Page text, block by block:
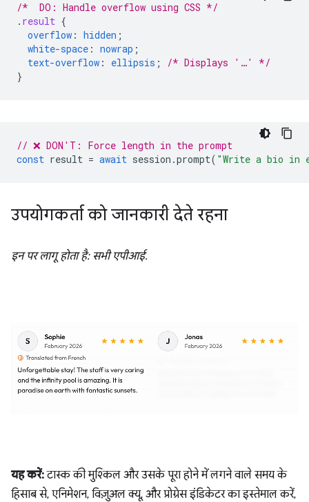
/*  DO: Handle overflow using CSS */
. result {
overflow : hidden ;
white-space : nowrap ;
text-overflow : ellipsis ;
/* Displays '…' */
}
// ❌ DON'T: Force length in the prompt
const result = await session .prompt( "Write a bio in
उपयोगकर्ता को जानकारी देते रहना
इन पर लागू होता है: सभी एपीआई.
यह करें:टास्क की मुश्किल और उसके पूरा होने में लगने वाले समय के
हिसाब से, एनिमेशन, विज़ुअल क्यू, और प्रोग्रेस इंडिकेटर का इस्तेमाल करें,